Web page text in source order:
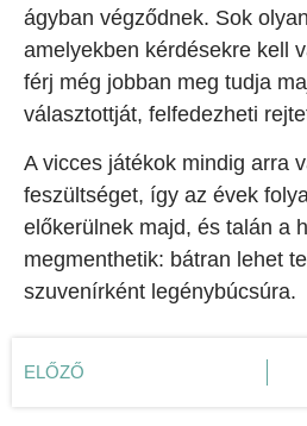
ágyban végződnek. Sok
amelyekben kérdésekre kell
férj még jobban meg tudja
választottját, felfedezheti
A vicces játékok mindig arra
feszültséget, így az évek
előkerülnek majd, és talán a
megmenthetik: bátran lehet
szuvenírként legénybúcsúra.
ELŐZŐ